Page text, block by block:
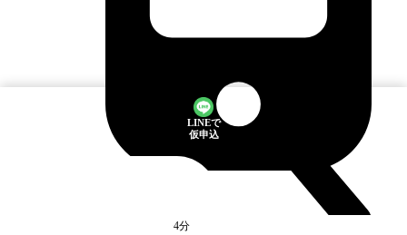
徒歩4分
LINEで
仮申込